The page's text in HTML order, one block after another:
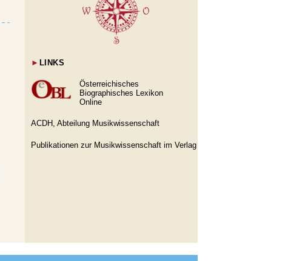
► LINKS
Österreichisches
Biographisches Lexikon
Online
ACDH, Abteilung Musikwissenschaft
Publikationen zur Musikwissenschaft im Verlag